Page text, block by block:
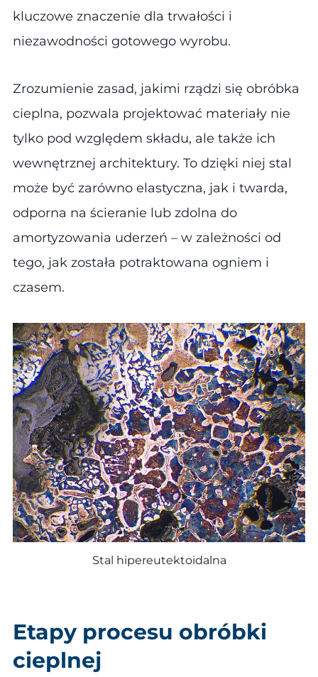
kluczowe znaczenie dla trwałości i
niezawodności gotowego wyrobu.
Zrozumienie zasad, jakimi rządzi się obróbka
cieplna, pozwala projektować materiały nie
tylko pod względem składu, ale także ich
wewnętrznej architektury. To dzięki niej stal
może być zarówno elastyczna, jak i twarda,
odporna na ścieranie lub zdolna do
amortyzowania uderzeń – w zależności od
tego, jak została potraktowana ogniem i
czasem.
Stal hipereutektoidalna
Etapy procesu obróbki
cieplnej